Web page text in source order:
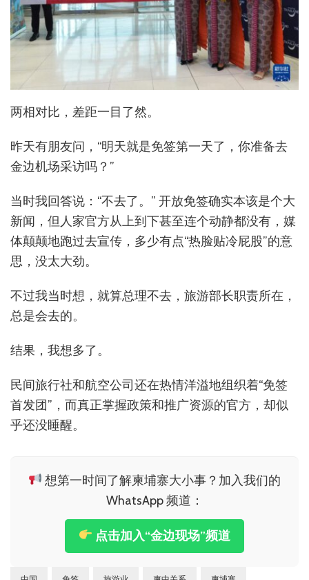
两相对比，差距一目了然。
昨天有朋友问，“明天就是免签第一天了，你准备去
金边机场采访吗？”
当时我回答说：“不去了。” 开放免签确实本该是个大
新闻，但人家官方从上到下甚至连个动静都没有，媒
体颠颠地跑过去宣传，多少有点“热脸贴冷屁股”的意
思，没太大劲。
不过我当时想，就算总理不去，旅游部长职责所在，
总是会去的。
结果，我想多了。
民间旅行社和航空公司还在热情洋溢地组织着“免签
首发团”，而真正掌握政策和推广资源的官方，却似
乎还没睡醒。
想第一时间了解柬埔寨大小事？加入我们的
WhatsApp 频道：
点击加入“金边现场”频道